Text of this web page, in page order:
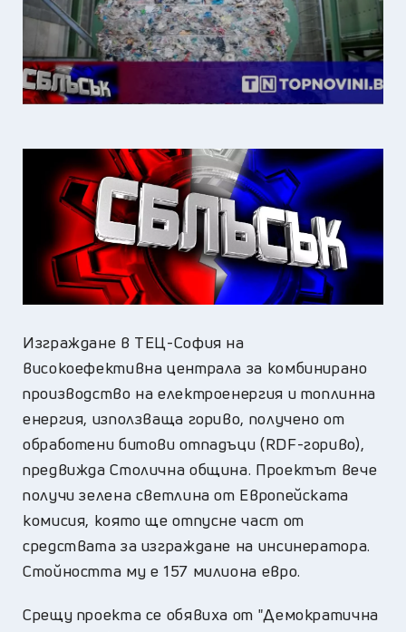
Изграждане в ТЕЦ-София на
високоефективна централа за комбинирано
производство на електроенергия и топлинна
енергия, използваща гориво, получено от
обработени битови отпадъци (RDF-гориво),
предвижда Столична община. Проектът вече
получи зелена светлина от Европейската
комисия, която ще отпусне част от
средствата за изграждане на инсинератора.
Стойността му е 157 милиона евро.
Срещу проекта се обявиха от "Демократична